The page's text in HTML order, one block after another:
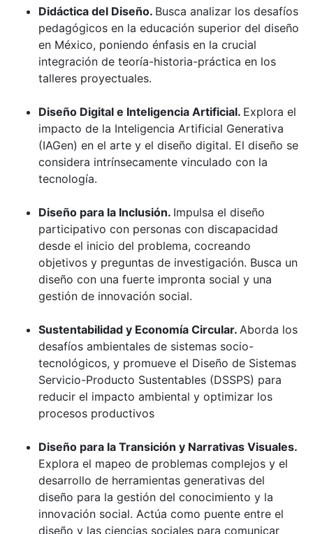
Didáctica del Diseño. Busca analizar los desafíos
pedagógicos en la educación superior del diseño
en México, poniendo énfasis en la crucial
integración de teoría-historia-práctica en los
talleres proyectuales.
Diseño Digital e Inteligencia Artificial. Explora el
impacto de la Inteligencia Artificial Generativa
(IAGen) en el arte y el diseño digital. El diseño se
considera intrínsecamente vinculado con la
tecnología.
Diseño para la Inclusión. Impulsa el diseño
participativo con personas con discapacidad
desde el inicio del problema, cocreando
objetivos y preguntas de investigación. Busca un
diseño con una fuerte impronta social y una
gestión de innovación social.
Sustentabilidad y Economía Circular. Aborda los
desafíos ambientales de sistemas socio-
tecnológicos, y promueve el Diseño de Sistemas
Servicio-Producto Sustentables (DSSPS) para
reducir el impacto ambiental y optimizar los
procesos productivos
Diseño para la Transición y Narrativas Visuales.
Explora el mapeo de problemas complejos y el
desarrollo de herramientas generativas del
diseño para la gestión del conocimiento y la
innovación social. Actúa como puente entre el
diseño y las ciencias sociales para comunicar